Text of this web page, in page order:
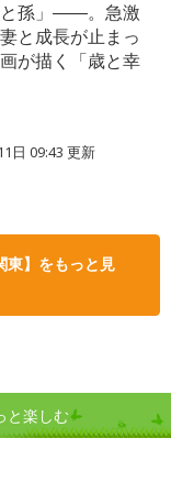
と孫」――。急激
と成長が止まっ
が描く「歳と幸
日 09:43 更新
東】をもっと見
と楽しむ